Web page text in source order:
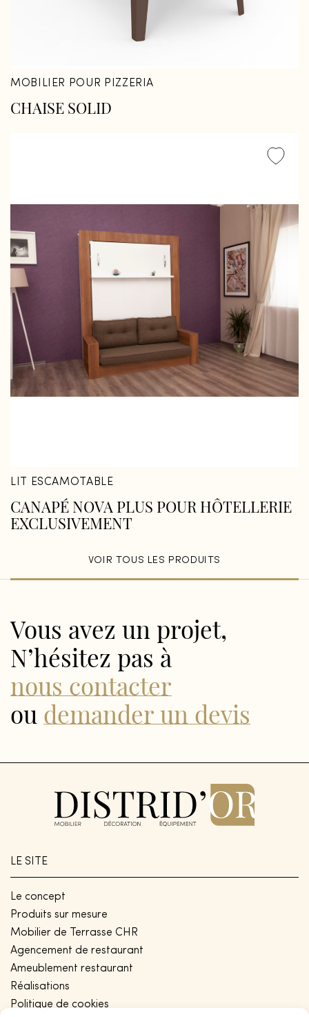
MOBILIER POUR PIZZERIA
CHAISE SOLID
LIT ESCAMOTABLE
CANAPÉ NOVA PLUS POUR HÔTELLERIE
EXCLUSIVEMENT
VOIR TOUS LES PRODUITS
Vous avez un projet,
N’hésitez pas à
nous contacter
ou demander un devis
LE SITE
Le concept
Produits sur mesure
Mobilier de Terrasse CHR
Agencement de restaurant
Ameublement restaurant
Réalisations
Politique de cookies